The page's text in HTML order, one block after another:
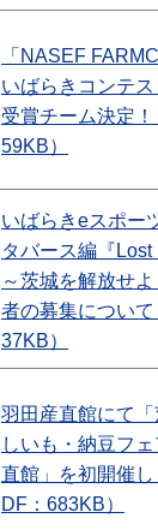
「NASEF
いばらきコンテス
受賞チーム決定
59KB）
いばらきeスポー
タバース編『Lost
～茨城を解放せ
者の募集につい
37KB）
羽田産直館にて
しいも・納豆フ
直館」を初開催
DF：683KB）